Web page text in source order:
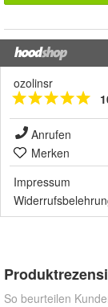
ozolinsr
Anrufen
Merken
Impressum
So beurteilen